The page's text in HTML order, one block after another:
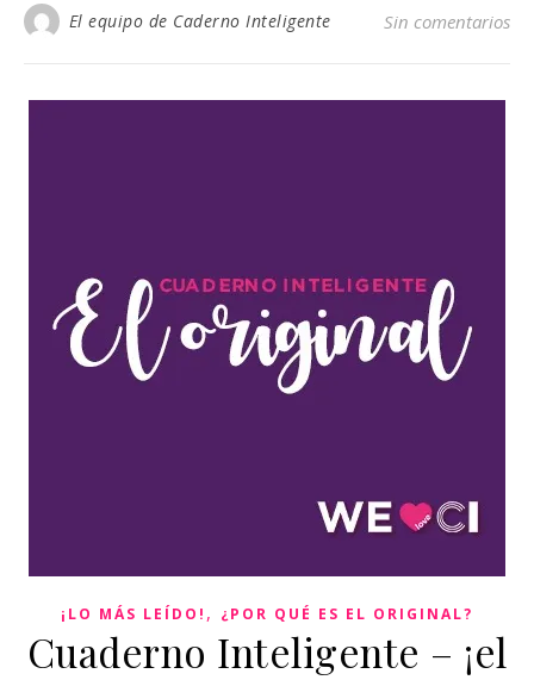
El equipo de Caderno Inteligente Sin comentarios
¡LO MÁS LEÍDO! , ¿POR QUÉ ES EL ORIGINAL?
Cuaderno Inteligente – ¡el